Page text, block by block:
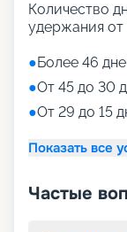
Количество
удержания от
●Более 46
●От 45 до 30
●От 29 до 15
Показать все
Частые